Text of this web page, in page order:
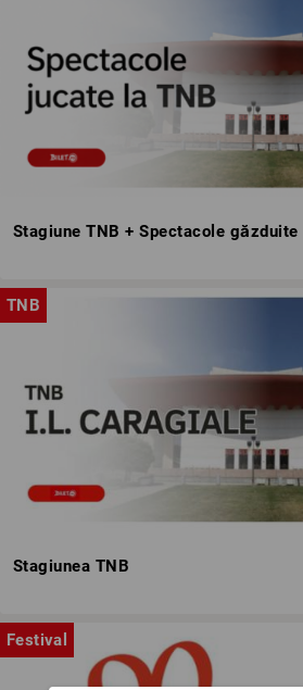
Stagiune TNB + Spectacole găzduite
TNB
Stagiunea TNB
Festival